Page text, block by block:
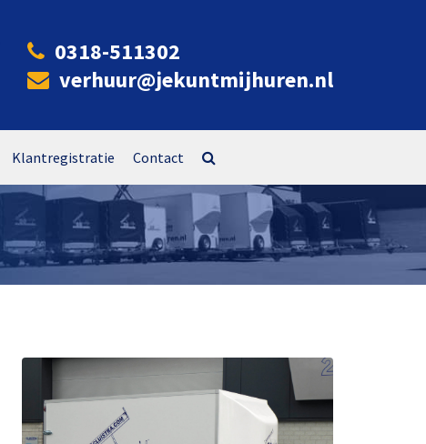
0318-511302
verhuur@jekuntmijhuren.nl
Klantregistratie Contact